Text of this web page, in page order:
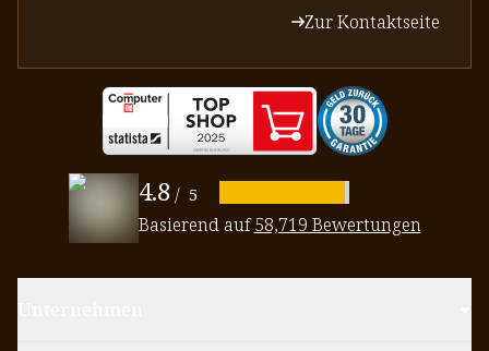
Zur Kontaktseite
4.8 / 5
Basierend auf58,719 Bewertungen